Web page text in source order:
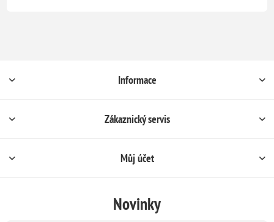
Informace
Zákaznický servis
Můj účet
Novinky